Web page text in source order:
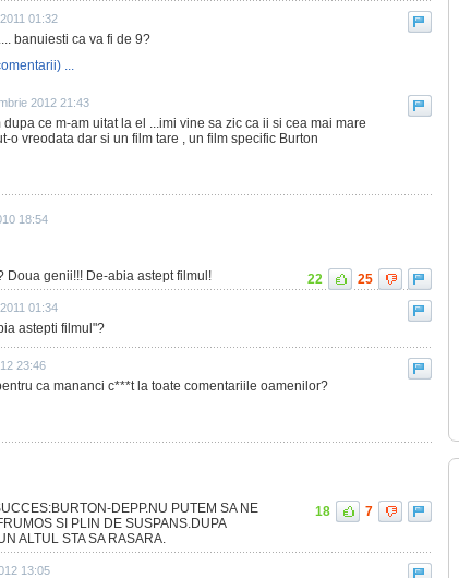
01:32
banuiesti ca va fi de 9?
...
2012 21:43
ce m-am uitat la el ...imi vine sa zic ca ii si cea mai mare
o vreodata dar si un film tare , un film specific Burton
18:54
Doua genii!!! De-abia astept filmul! 22
25
01:34
astepti filmul"?
23:46
ca mananci c***t la toate comentariile oamenilor?
DEPP.NU PUTEM SA NE
SI PLIN DE SUSPANS.DUPA
ALTUL STA SA RASARA.
18 7
13:05